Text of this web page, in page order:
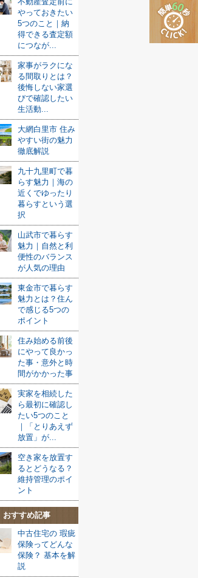
やっておきたい
5つのこと｜納
得できる査定額
につなが...
家事がラクにな
る間取りとは？
後悔しない家選
びで確認したい
生活動...
大網白里市 住み
やすい街の魅力
徹底解説
九十九里町で暮
らす魅力｜海の
近くでゆったり
暮らすという選
択
山武市で暮らす
魅力｜自然と利
便性のバランス
が人気の理由
東金市で暮らす
魅力とは？住ん
で感じる5つの
ポイント
住み始める前後
にやって良かっ
た事・意外と時
間がかかった事
実家を相続した
ら最初に確認し
たい5つのこと
｜「とりあえず
放置」が...
空き家を放置す
るとどうなる？
維持管理のポイ
ント
おすすめ記事
中古住宅の 瑕疵
保険ってどんな
保険？ 基本を解
説